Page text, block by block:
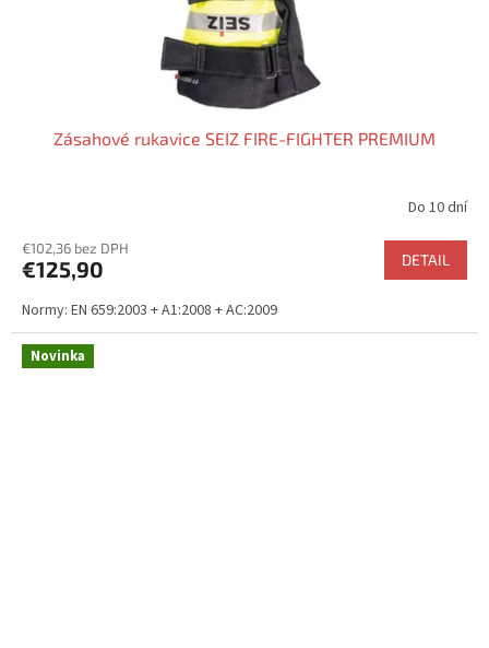
Zásahové rukavice SEIZ FIRE-FIGHTER PREMIUM
produktu
je
z
5
hviezdičiek.
Do 10 dní
€102,36 bez DPH
€125,90 DETAIL
Normy: EN 659:2003 + A1:2008 + AC:2009
Novinka